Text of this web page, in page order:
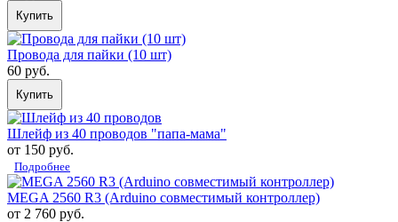
Купить
Провода для пайки (10 шт)
60 руб.
Купить
Шлейф из 40 проводов "папа-мама"
от 150 руб.
Подробнее
MEGA 2560 R3 (Arduino совместимый контроллер)
от 2 760 руб.